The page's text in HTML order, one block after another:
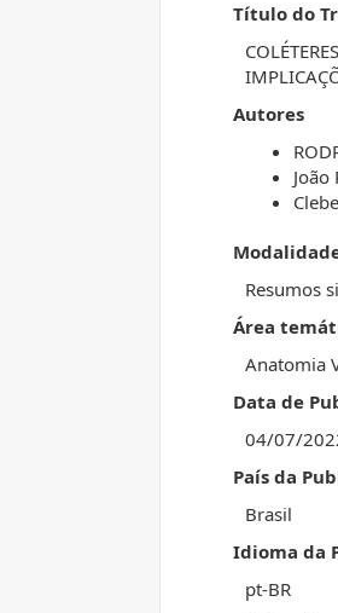
Título do
Autores
Resumos
Área
Anatomia
Data de
04/07/
País da
Brasil
Idioma da
pt-BR